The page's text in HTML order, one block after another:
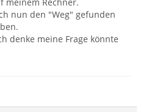
nun den "Weg" gefunden
denke meine Frage könnte